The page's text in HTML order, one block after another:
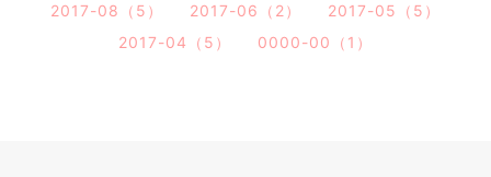
2017-08（5）
2017-06（2）
2017-05（5）
2017-04（5）
0000-00（1）